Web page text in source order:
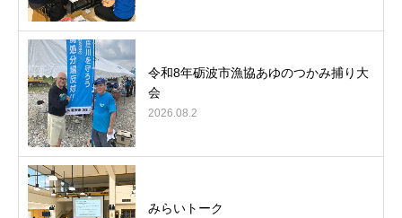
令和8年砺波市漁協あゆのつかみ捕り大
会
2026.08.2
みらいトーク